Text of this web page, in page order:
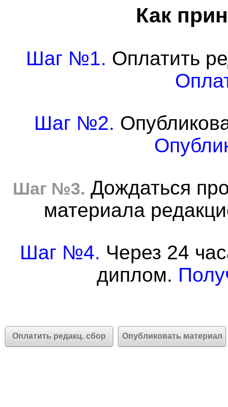
Как
Шаг №1. Оплатить
Шаг №2.
Шаг №3. Дождаться
материала
Шаг №4. Через 24
диплом.
Оплатить редакц. сбор Опубликовать материал